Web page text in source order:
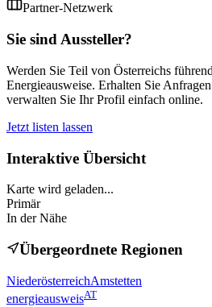
Partner-Netzwerk
Sie sind Aussteller?
Werden Sie Teil von Österreichs
Energieausweise. Erhalten Sie
verwalten Sie Ihr Profil einfach online.
Jetzt listen lassen
Interaktive Übersicht
Karte wird geladen...
Primär
In der Nähe
Übergeordnete Regionen
NiederösterreichAmstetten
energieausweisAT